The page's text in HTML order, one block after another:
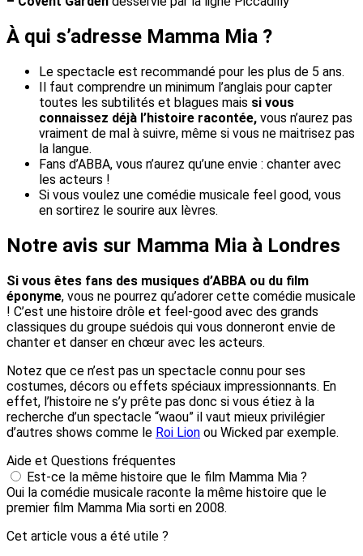
À qui s’adresse Mamma Mia ?
Le spectacle est recommandé pour les plus de 5 ans.
Il faut comprendre un minimum l’anglais pour capter
toutes les subtilités et blagues mais si vous
connaissez déjà l’histoire racontée, vous n’aurez pas
vraiment de mal à suivre, même si vous ne maitrisez pas
la langue.
Fans d’ABBA, vous n’aurez qu’une envie : chanter avec
les acteurs !
Si vous voulez une comédie musicale feel good, vous
en sortirez le sourire aux lèvres.
Notre avis sur Mamma Mia à Londres
Si vous êtes fans des musiques d’ABBA ou du film
éponyme, vous ne pourrez qu’adorer cette comédie musicale
! C’est une histoire drôle et feel-good avec des grands
classiques du groupe suédois qui vous donneront envie de
chanter et danser en chœur avec les acteurs.
Notez que ce n’est pas un spectacle connu pour ses
costumes, décors ou effets spéciaux impressionnants. En
effet, l’histoire ne s’y prête pas donc si vous étiez à la
recherche d’un spectacle “waou” il vaut mieux privilégier
d’autres shows comme le Roi Lion ou Wicked par exemple.
Aide et Questions fréquentes
Est-ce la même histoire que le film Mamma Mia ?
Oui la comédie musicale raconte la même histoire que le
premier film Mamma Mia sorti en 2008.
Cet article vous a été utile ?